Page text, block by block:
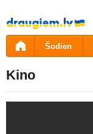
Pāriet
uz
saturu
Šodien
Kino